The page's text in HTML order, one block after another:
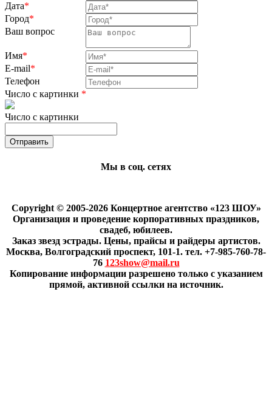
Дата*
Город*
Ваш вопрос
Имя*
E-mail*
Телефон
Число с картинки *
Число с картинки
Мы в соц. сетях
Copyright © 2005-2026 Концертное агентство «123 ШОУ»
Организация и проведение корпоративных праздников,
свадеб, юбилеев.
Заказ звезд эстрады. Цены, прайсы и райдеры артистов.
Москва, Волгоградский проспект, 101-1. тел. +7-985-760-78-
76 123show@mail.ru
Копирование информации разрешено только с указанием
прямой, активной ссылки на источник.